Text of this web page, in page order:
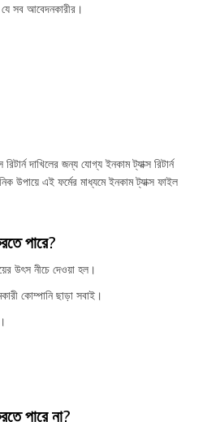
সব আবেদনকারীর।
দাখিলের জন্য যোগ্য ইনকাম ট্যাক্স রিটার্ন
উপায়ে এই ফর্মের মাধ্যমে ইনকাম ট্যাক্স ফাইল
পারে?
উৎস নীচে দেওয়া হল।
কোম্পানি ছাড়া সবাই।
পারে না?